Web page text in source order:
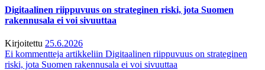
Digitaalinen riippuvuus on strateginen riski, jota Suomen
rakennusala ei voi sivuuttaa
Kirjoitettu 25.6.2026
Ei kommentteja artikkeliin Digitaalinen riippuvuus on strateginen
riski, jota Suomen rakennusala ei voi sivuuttaa